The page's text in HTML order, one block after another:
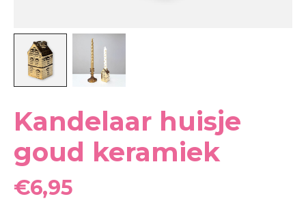
Kandelaar huisje
goud keramiek
€6,95